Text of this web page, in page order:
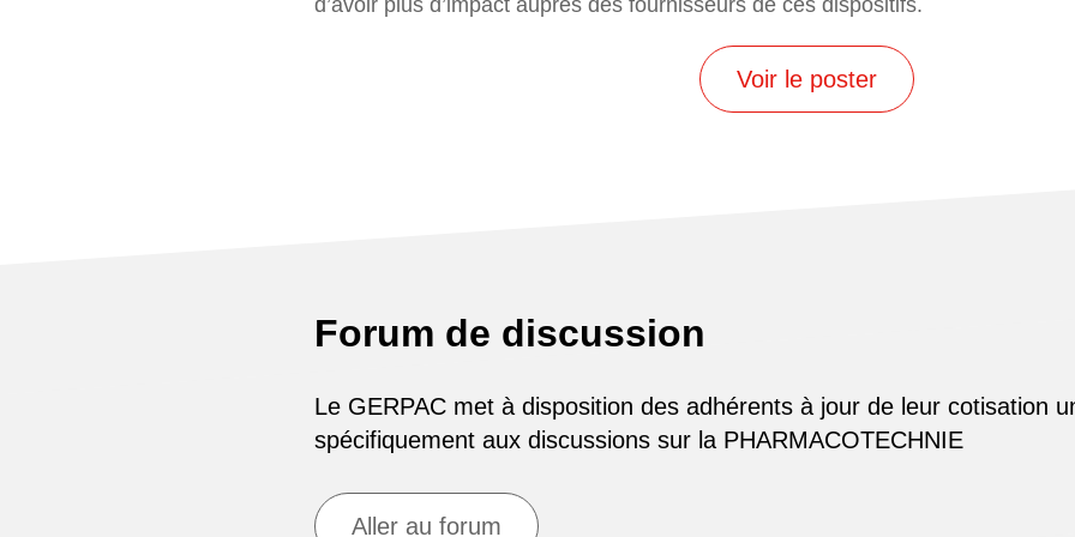
Voir le poster
Forum de discussion
Le GERPAC met à disposition des adhérents à jour de leur cotisation
spécifiquement aux discussions sur la PHARMACOTECHNIE
Aller au forum